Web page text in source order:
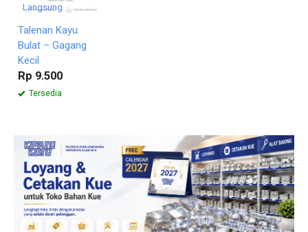
Langsung
Talenan Kayu
Bulat – Gagang
Kecil
Rp 9.500
Tersedia